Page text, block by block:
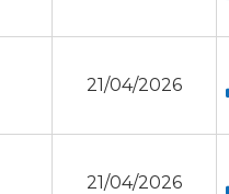
21/04/2026
21/04/2026